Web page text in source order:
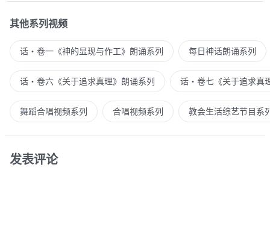
其他系列视频
话・卷一《神的显现与作工》朗诵系列 每日神话朗诵系列
话・卷六《关于追求真理》朗诵系列 话・卷七《关于追求真
舞蹈合唱视频系列 合唱视频系列 教会生活综艺节目系
发表评论